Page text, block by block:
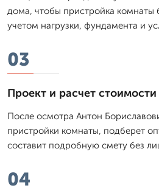
дома, чтобы пристройка комнаты
учетом нагрузки, фундамента и
03
Проект и расчет стоимости
После осмотра Антон
пристройки комнаты, подберет
составит подробную смету без
04